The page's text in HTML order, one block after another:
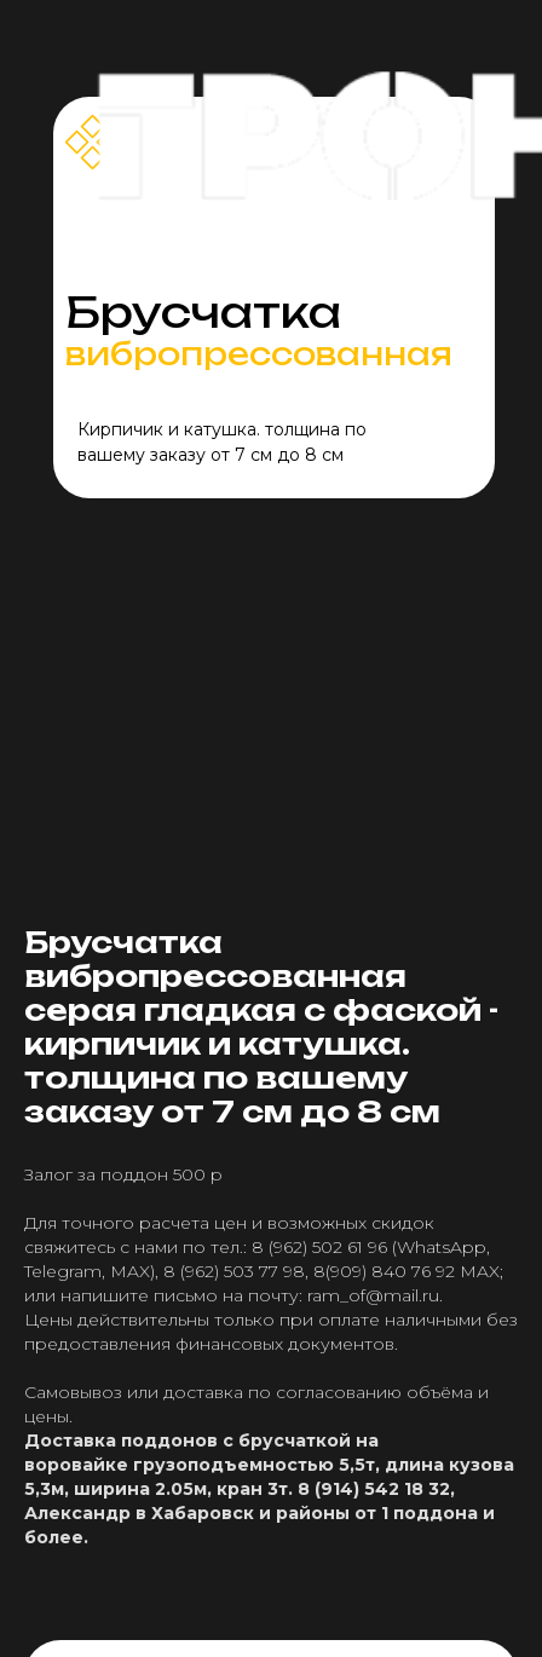
Брусчатка
вибропрессованная
Кирпичик и катушка. толщина по
вашему заказу от 7 см до 8 см
Брусчатка
вибропрессованная
серая гладкая с фаской -
кирпичик и катушка.
толщина по вашему
заказу от 7 см до 8 см
Залог за поддон 500 р
Для точного расчета цен и возможных скидок
свяжитесь с нами по тел.: 8 (962) 502 61 96 (WhatsApp,
Telegram, MAX), 8 (962) 503 77 98, 8(909) 840 76 92 MAX;
или напишите письмо на почту: ram_of@mail.ru.
Цены действительны только при оплате наличными без
предоставления финансовых документов.
Cамовывоз или доставка по согласованию объёма и
цены.
Доставка поддонов с брусчаткой на
воровайке грузоподъемностью 5,5т, длина кузова
5,3м, ширина 2.05м, кран 3т. 8 (914) 542 18 32,
Александр в Хабаровск и районы от 1 поддона и
более.